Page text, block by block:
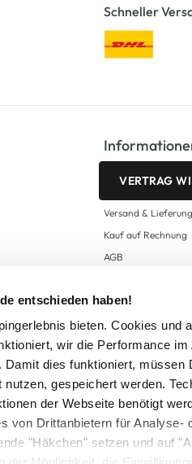
entschieden haben!
bieten. Cookies und
wir die Performance im
dies funktioniert, müssen
gespeichert werden.
der Webseite benötigt
von Drittanbietern für Analyse-
"Häkchen" setzen und auf
Schneller
VERTRAG
Versand & Lieferung
Kauf auf Rechnung
AGB
Zahlungsarten
Datenschutz
AWG CARD